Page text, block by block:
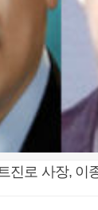
진로 사장, 이